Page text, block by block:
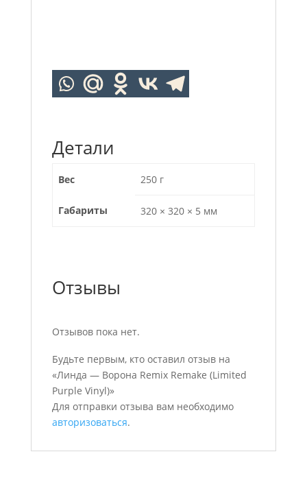
Детали
Вес 250 г
Габариты 320 × 320 × 5 мм
Отзывы
Отзывов пока нет.
Будьте первым, кто оставил отзыв на
«Линда — Ворона Remix Remake (Limited
Purple Vinyl)»
Для отправки отзыва вам необходимо
авторизоваться.